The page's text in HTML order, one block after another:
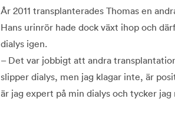
År 2011 transplanterades Thomas en
Hans urinrör hade dock växt ihop och
dialys igen.
– Det var jobbigt att andra
slipper dialys, men jag klagar inte, är
är jag expert på min dialys och tycker jag